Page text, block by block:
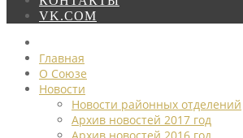
VK.COM
Главная
О Союзе
Новости
Новости районных отделений
Архив новостей 2017 год